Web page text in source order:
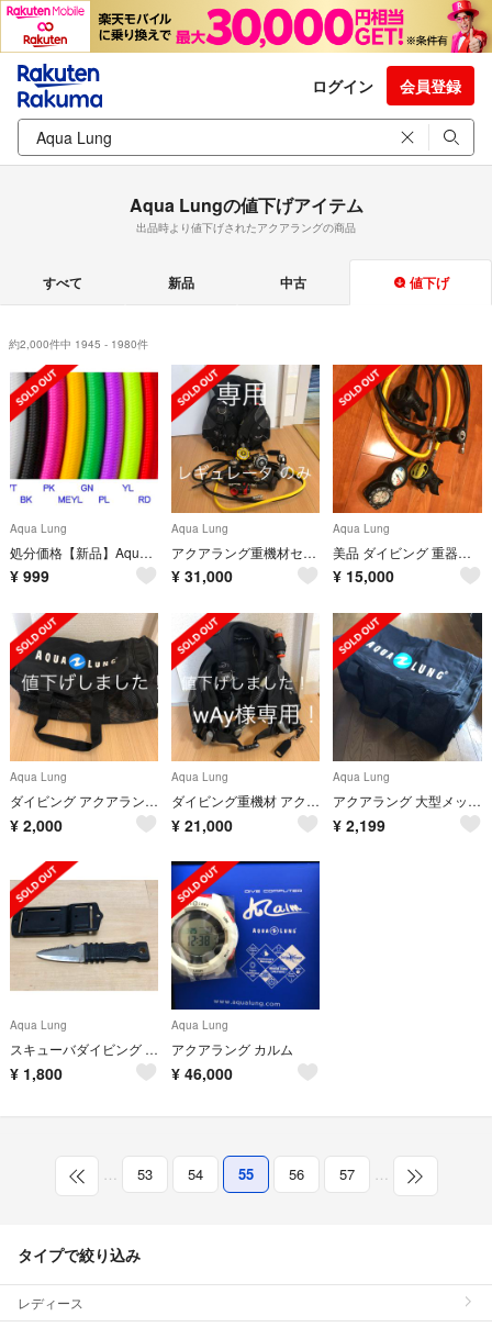
ログイン 会員登録
Aqua Lungの値下げアイテム
出品時より値下げされたアクアラングの商品
すべて 新品 中古 値下げ
約2,000件中 1945 - 1980件
Aqua Lung
処分価格【新品】Aqua Lang ・中圧ホース 75cm【70%off】
¥ 999
Aqua Lung
アクアラング重機材セット レギュレータ BCD
¥ 31,000
Aqua Lung
美品 ダイビング 重器材セット アクアラング ヘレイワホ
¥ 15,000
Aqua Lung
ダイビング アクアラング メッシュバッグ
¥ 2,000
Aqua Lung
ダイビング重機材 アクアラング BCD
¥ 21,000
Aqua Lung
アクアラング 大型メッシュバッグ ダイビングバッグ
¥ 2,199
Aqua Lung
スキューバダイビング ナイフ seauest シークエスト
¥ 1,800
Aqua Lung
アクアラング カルム
¥ 46,000
… 53 54 55 56 57 …
タイプで絞り込み
レディース